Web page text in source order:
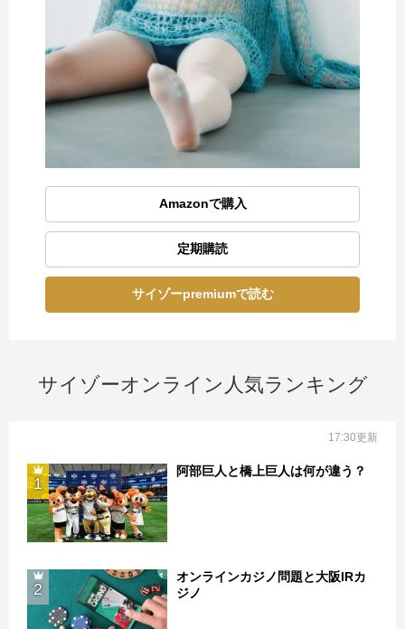
Amazonで購入
定期購読
サイゾーpremiumで読む
サイゾーオンライン人気ランキング
17:30更新
1
阿部巨人と橋上巨人は何が違う？
2
オンラインカジノ問題と大阪IRカ
ジノ